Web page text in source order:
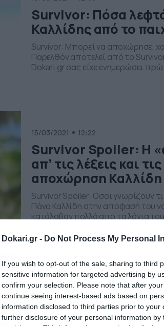
Dokari.gr - Do Not Process My Personal
If you wish to opt-out of the sale, sharing to third
sensitive information for targeted advertising by
confirm your selection. Please note that after
continue seeing interest-based ads based on
information disclosed to third parties prior to
further disclosure of your personal information by
Survivor: Πόσα
Καλλίδης από το
Survivor: Μπορεί να αποχώρησε,
Παρελθόν αποτελεί από το
Dokari.gr σας είχε ενημερώσει
15/03/2021 12:22
Survivor Spoiler: H
απ’ τις λέξεις και
αποχώρηση
Survivor Spoiler: Οσοι γνωρίζουν
Πάνο Καλλίδη στην απόφασή του
κατάλαβαν πολλά από τα λόγια
Καλλίδης αποτελεί ήδη παρελθόν
14/03/2021 21:29
Survivor Spoiler 14/
το έπαθλο φαγητού
Καλλίδη